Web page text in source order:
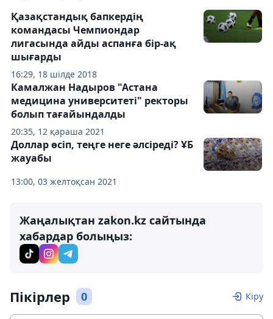
16:29, 18 шілде 2018
Қазақстандық бапкердің
командасы Чемпиондар
лигасында айды аспанға бір-ақ
шығарды
20:35, 12 қараша 2021
Камалжан Надыров "Астана
медицина университеті" ректоры
болып тағайындалды
13:00, 03 желтоқсан 2021
Доллар өсіп, теңге неге әлсіреді? ҰБ
жауабы
Жаңалықтан zakon.kz сайтында
хабардар болыңыз:
Пікірлер 0 Кіру